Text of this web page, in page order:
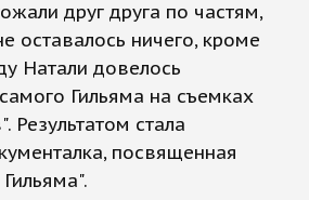
друг друга по частям,
оставалось ничего, кроме
Натали довелось
Гильяма на съемках
Результатом стала
посвященная